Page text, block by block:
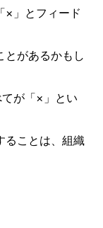
×」とフィード
とがあるかもし
が「×」とい
ることは、組織